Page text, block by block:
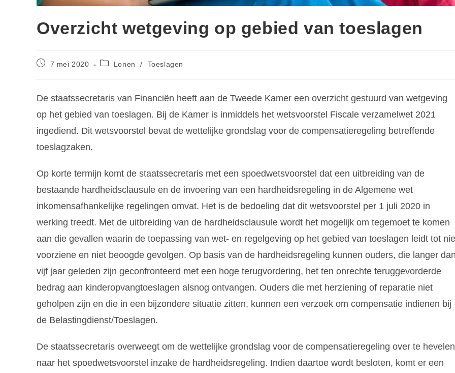
Overzicht wetgeving op gebied van toeslagen
7 mei 2020 Lonen / Toeslagen
De staatssecretaris van Financiën heeft aan de Tweede Kamer een overzicht gestuurd van wetgeving
op het gebied van toeslagen. Bij de Kamer is inmiddels het wetsvoorstel Fiscale verzamelwet 2021
ingediend. Dit wetsvoorstel bevat de wettelijke grondslag voor de compensatieregeling betreffende
toeslagzaken.
Op korte termijn komt de staatssecretaris met een spoedwetsvoorstel dat een uitbreiding van de
bestaande hardheidsclausule en de invoering van een hardheidsregeling in de Algemene wet
inkomensafhankelijke regelingen omvat. Het is de bedoeling dat dit wetsvoorstel per 1 juli 2020 in
werking treedt. Met de uitbreiding van de hardheidsclausule wordt het mogelijk om tegemoet te komen
aan die gevallen waarin de toepassing van wet- en regelgeving op het gebied van toeslagen leidt tot
voorziene en niet beoogde gevolgen. Op basis van de hardheidsregeling kunnen ouders, die langer
vijf jaar geleden zijn geconfronteerd met een hoge terugvordering, het ten onrechte teruggevorderde
bedrag aan kinderopvangtoeslagen alsnog ontvangen. Ouders die met herziening of reparatie niet
geholpen zijn en die in een bijzondere situatie zitten, kunnen een verzoek om compensatie indienen bij
de Belastingdienst/Toeslagen.
De staatssecretaris overweegt om de wettelijke grondslag voor de compensatieregeling over te hevelen
naar het spoedwetsvoorstel inzake de hardheidsregeling. Indien daartoe wordt besloten, komt er een